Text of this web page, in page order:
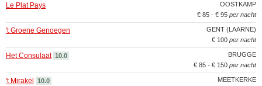
OOSTKAMP
Le Plat Pays
€ 85 - € 95 per nacht
GENT (LAARNE)
't Groene Genoegen
€ 100 per nacht
BRUGGE
Het Consulaat 10.0
€ 85 - € 150 per nacht
MEETKERKE
't Mirakel
10.0